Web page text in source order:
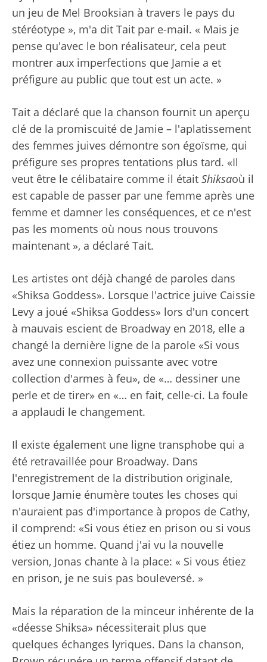
un jeu de Mel Brooksian à travers le pays du
stéréotype », m'a dit Tait par e-mail. « Mais je
pense qu'avec le bon réalisateur, cela peut
montrer aux imperfections que Jamie a et
préfigure au public que tout est un acte. »
Tait a déclaré que la chanson fournit un aperçu
clé de la promiscuité de Jamie – l'aplatissement
des femmes juives démontre son égoïsme, qui
préfigure ses propres tentations plus tard. «Il
veut être le célibataire comme il était Shiksaoù il
est capable de passer par une femme après une
femme et damner les conséquences, et ce n'est
pas les moments où nous nous trouvons
maintenant », a déclaré Tait.
Les artistes ont déjà changé de paroles dans
«Shiksa Goddess». Lorsque l'actrice juive Caissie
Levy a joué «Shiksa Goddess» lors d'un concert
à mauvais escient de Broadway en 2018, elle a
changé la dernière ligne de la parole «Si vous
avez une connexion puissante avec votre
collection d'armes à feu», de «… dessiner une
perle et de tirer» en «… en fait, celle-ci. La foule
a applaudi le changement.
Il existe également une ligne transphobe qui a
été retravaillée pour Broadway. Dans
l'enregistrement de la distribution originale,
lorsque Jamie énumère toutes les choses qui
n'auraient pas d'importance à propos de Cathy,
il comprend: «Si vous étiez en prison ou si vous
étiez un homme. Quand j'ai vu la nouvelle
version, Jonas chante à la place: « Si vous étiez
en prison, je ne suis pas bouleversé. »
Mais la réparation de la minceur inhérente de la
«déesse Shiksa» nécessiterait plus que
quelques échanges lyriques. Dans la chanson,